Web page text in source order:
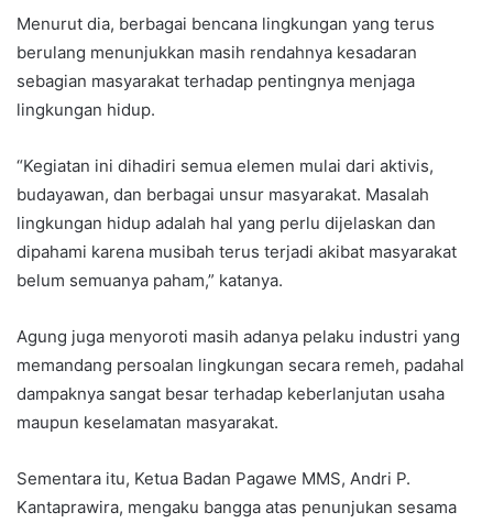
Menurut dia, berbagai bencana lingkungan yang terus
berulang menunjukkan masih rendahnya kesadaran
sebagian masyarakat terhadap pentingnya menjaga
lingkungan hidup.
“Kegiatan ini dihadiri semua elemen mulai dari aktivis,
budayawan, dan berbagai unsur masyarakat. Masalah
lingkungan hidup adalah hal yang perlu dijelaskan dan
dipahami karena musibah terus terjadi akibat masyarakat
belum semuanya paham,” katanya.
Agung juga menyoroti masih adanya pelaku industri yang
memandang persoalan lingkungan secara remeh, padahal
dampaknya sangat besar terhadap keberlanjutan usaha
maupun keselamatan masyarakat.
Sementara itu, Ketua Badan Pagawe MMS, Andri P.
Kantaprawira, mengaku bangga atas penunjukan sesama